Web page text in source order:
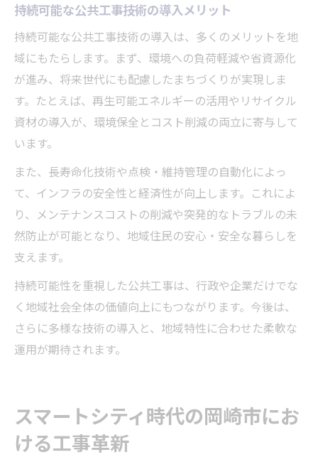
持続可能な公共工事技術の導入メリット
持続可能な公共工事技術の導入は、多くのメリットを地
域にもたらします。まず、環境への負荷軽減や省資源化
が進み、将来世代にも配慮したまちづくりが実現しま
す。たとえば、再生可能エネルギーの活用やリサイクル
資材の導入が、環境保全とコスト削減の両立に寄与して
います。
また、長寿命化技術や点検・維持管理の自動化によっ
て、インフラの安全性と経済性が向上します。これによ
り、メンテナンスコストの削減や突発的なトラブルの未
然防止が可能となり、地域住民の安心・安全な暮らしを
支えます。
持続可能性を重視した公共工事は、行政や企業だけでな
く地域社会全体の価値向上にもつながります。今後は、
さらに多様な技術の導入と、地域特性に合わせた柔軟な
運用が期待されます。
スマートシティ時代の岡崎市にお
ける工事革新